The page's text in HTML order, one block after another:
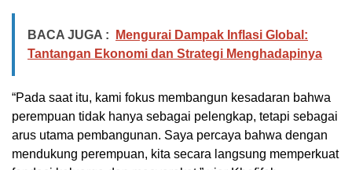
BACA JUGA :
Mengurai Dampak Inflasi Global:
Tantangan Ekonomi dan Strategi Menghadapinya
“Pada saat itu, kami fokus membangun kesadaran bahwa
perempuan tidak hanya sebagai pelengkap, tetapi sebagai
arus utama pembangunan. Saya percaya bahwa dengan
mendukung perempuan, kita secara langsung memperkuat